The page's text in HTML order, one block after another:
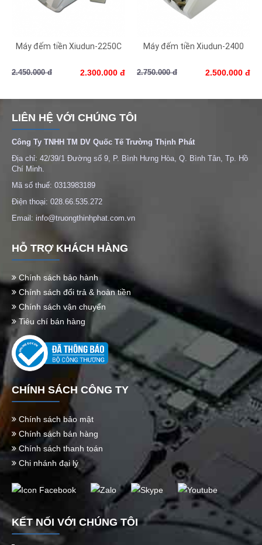
Máy đếm tiền Xiudun-2250C
2.450.000 đ 2.300.000 đ
Máy đếm tiền Xiudun-2400
2.750.000 đ 2.500.000 đ
LIÊN HỆ VỚI CHÚNG TÔI
Công Ty TNHH TM DV Quốc Tế Trường Thịnh Phát
Địa chỉ: 42/39/1 Đường số 9, P. Bình Hưng Hòa, Q. Bình Tân, Tp. Hồ
Chí Minh.
Mã số thuế: 0313983189
Điện thoại: 028.66.535.272
Email: info@truongthinhphat.com.vn
HỖ TRỢ KHÁCH HÀNG
Chính sách bảo hành
Chính sách đổi trả & hoàn tiền
Chính sách vận chuyển
Tiêu chí bán hàng
CHÍNH SÁCH CÔNG TY
Chính sách bảo mật
Chính sách bán hàng
Chính sách thanh toán
Chi nhánh đại lý
KẾT NỐI VỚI CHÚNG TÔI